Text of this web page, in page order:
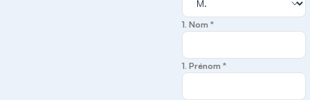
1. Nom *
1. Prénom *